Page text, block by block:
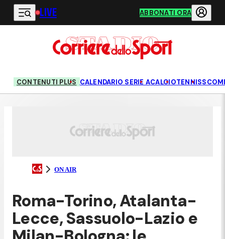
Vai al contenuto principale
LIVE ABBONATI ORA
CONTENUTI PLUS CALENDARIO SERIE ACALCIOTENNIS
ON AIR
Roma-Torino, Atalanta-
Lecce, Sassuolo-Lazio e